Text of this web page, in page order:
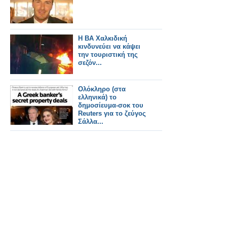
Η ΒΑ Χαλκιδική
κινδυνεύει να κάψει
την τουριστική της
σεζόν...
Ολόκληρο (στα
ελληνικά) το
δημοσίευμα-σοκ του
Reuters για το ζεύγος
Σάλλα...